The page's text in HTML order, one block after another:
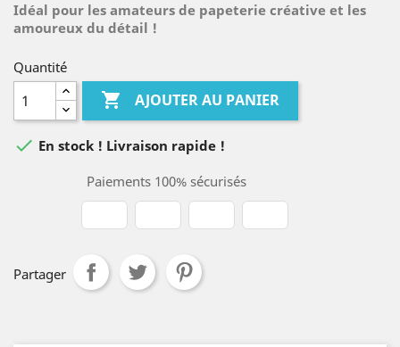
Idéal pour les amateurs de papeterie créative et les
amoureux du détail !
Quantité
 AJOUTER AU PANIER
 En stock ! Livraison rapide !
Paiements 100% sécurisés
Partager